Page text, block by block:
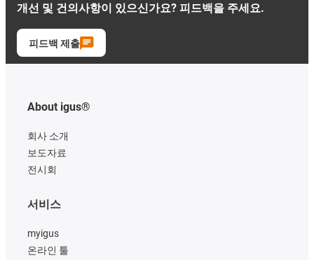
개선 및 건의사항이 있으신가요? 피드백을 주세요.
피드백 제출
About igus®
회사 소개
보도자료
전시회
서비스
myigus
온라인 툴